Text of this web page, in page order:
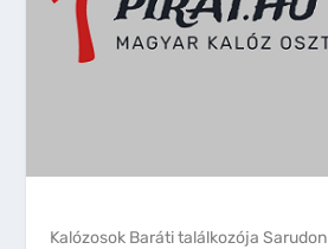
Kalózosok Baráti találkozója Sarudon